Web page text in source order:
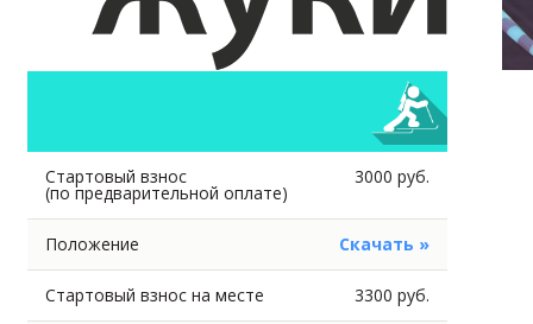
Стартовый взнос
(по предварительной оплате)
3000 руб.
Положение Скачать »
Стартовый взнос на месте 3300 руб.